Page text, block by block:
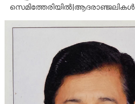
സെമിത്തേരിയിൽ|ആദരാഞ്ജലികൾ